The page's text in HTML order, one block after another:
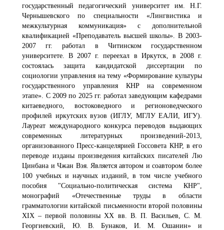
государственный педагогический университет им. Н.Г.
Чернышевского по специальности «Лингвистика и
межкультурная коммуникация» с дополнительной
квалификацией «Преподаватель высшей школы». В 2003-
2007 гг. работал в Читинском государственном
университете. В 2007 г. переехал в Иркутск, в 2008 г.
состоялась защита кандидатской диссертации по
социологии управления на тему «Формирование культуры
государственного управления КНР на современном
этапе». С 2009 по 2025 гг. работал заведующим кафедрами
китаеведного, востоковедного и регионоведческого
профилей иркутских вузов (ИГЛУ, МГЛУ ЕАЛИ, ИГУ).
Лауреат международного конкурса переводов выдающих
современных литературных произведений-2013,
организованного Пресс-канцелярией Госсовета КНР, в его
переводе изданы произведения китайских писателей Лю
Цинбана и Чжан Вэя. Является автором и соавтором более
100 учебных и научных изданий, в том числе учебного
пособия "Социально-политическая система КНР",
монографий «Отечественные труды в области
грамматологии китайской письменности второй половины
XIX – первой половины XX вв. В. П. Васильев, С. М.
Георгиевский, Ю. В. Бунаков, И. М. Ошанин» и